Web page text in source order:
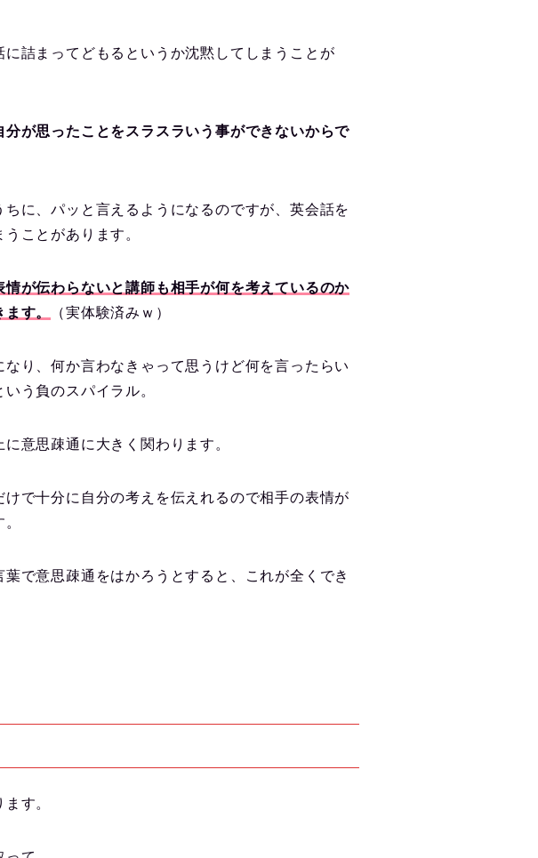
詰まってどもるというか沈黙してしまうことが
が思ったことをスラスラいう事ができないからで
に、パッと言えるようになるのですが、英会話を
ことがあります。
が伝わらないと講師も相手が何を考えているのか
す。
（実体験済みｗ）
り、何か言わなきゃって思うけど何を言ったらい
う負のスパイラル。
意思疎通に大きく関わります。
で十分に自分の考えを伝えれるので相手の表情が
で意思疎通をはかろうとすると、これが全くでき
す。